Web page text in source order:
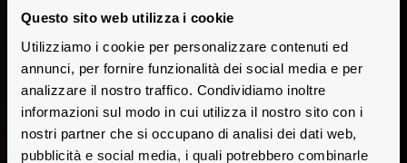
Questo sito web utilizza i cookie
Utilizziamo i cookie per personalizzare contenuti ed
annunci, per fornire funzionalità dei social media e per
analizzare il nostro traffico. Condividiamo inoltre
informazioni sul modo in cui utilizza il nostro sito con i
nostri partner che si occupano di analisi dei dati web,
pubblicità e social media, i quali potrebbero combinarle